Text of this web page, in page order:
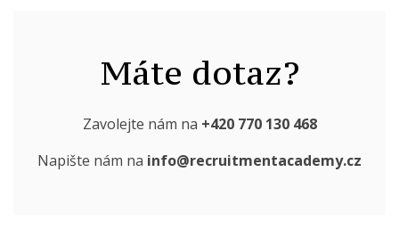
Máte dotaz?
Zavolejte nám na +420 770 130 468
Napište nám na info@recruitmentacademy.cz